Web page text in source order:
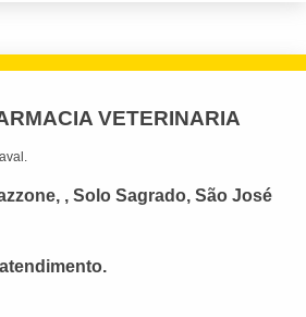
VETERINARIA
, Solo Sagrado, São José